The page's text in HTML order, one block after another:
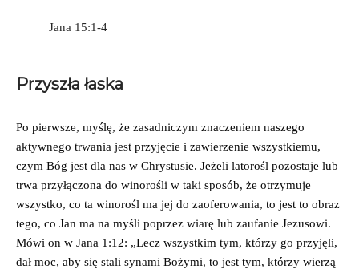
Jana‬ ‭15:1-4‬
Przyszła łaska
Po pierwsze, myślę, że zasadniczym znaczeniem naszego
aktywnego trwania jest przyjęcie i zawierzenie wszystkiemu,
czym Bóg jest dla nas w Chrystusie. Jeżeli latorośl pozostaje lub
trwa przyłączona do winorośli w taki sposób, że otrzymuje
wszystko, co ta winorośl ma jej do zaoferowania, to jest to obraz
tego, co Jan ma na myśli poprzez wiarę lub zaufanie Jezusowi.
Mówi on w Jana 1:12: „Lecz wszystkim tym, którzy go przyjęli,
dał moc, aby się stali synami Bożymi, to jest tym, którzy wierzą